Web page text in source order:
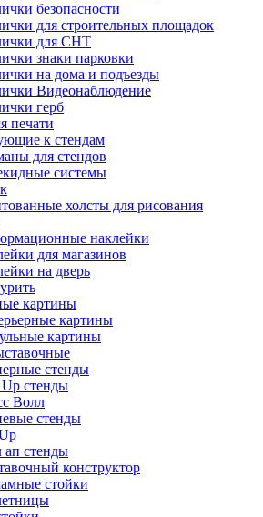
безопасности
для строительных площадок
для СНТ
знаки парковки
на дома и подъезды
Видеонаблюдение
герб
печати
к стендам
для стендов
системы
холсты для рисования
наклейки
для магазинов
на дверь
картины
картины
картины
стенды
стенды
Волл
стенды
ап стенды
конструктор
стойки